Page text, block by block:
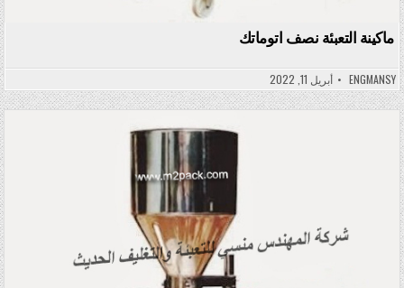
ماكينة التعبئة نصف اتوماتك
ENGMANSY أبريل 11, 2022